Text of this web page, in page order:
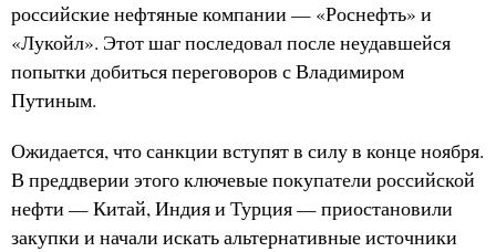
российские нефтяные компании — «Роснефть» и
«Лукойл». Этот шаг последовал после неудавшейся
попытки добиться переговоров с Владимиром
Путиным.
Ожидается, что санкции вступят в силу в конце ноября.
В преддверии этого ключевые покупатели российской
нефти — Китай, Индия и Турция — приостановили
закупки и начали искать альтернативные источники